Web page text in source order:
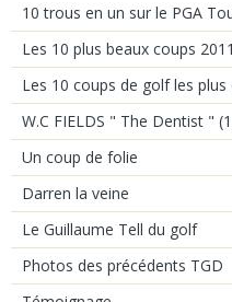
10 trous en un sur le PGA
Les 10 plus beaux coups
Les 10 coups de golf les plus
W.C FIELDS " The Dentist "
Un coup de folie
Darren la veine
Le Guillaume Tell du golf
Photos des précédents TGD